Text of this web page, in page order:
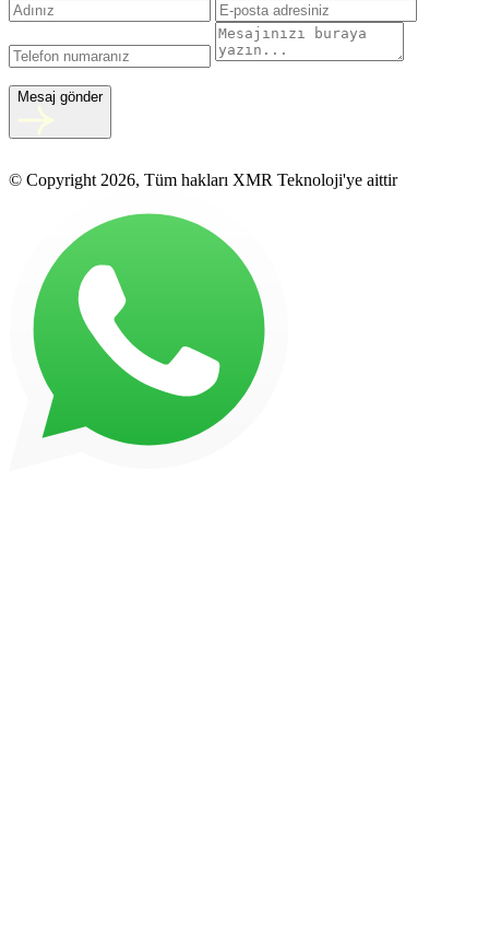
Mesaj gönder
© Copyright 2026, Tüm hakları XMR Teknoloji'ye aittir